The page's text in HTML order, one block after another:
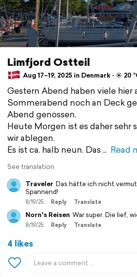
Limfjord Ostteil
Aug 17–19, 2025 in Denmark ⋅ ☀️ 20
Gestern Abend haben viele hier
Sommerabend noch an Deck
Abend genossen.
Heute Morgen ist es daher sehr
wir ablegen.
Es ist ca. halb neun. Das
Read
See translation
Traveler Das hätte ich nicht
Spannend!
8/19/25 Reply Translate
Norn's Reisen War super. Die lief,
8/19/25 Reply Translate
4 likes